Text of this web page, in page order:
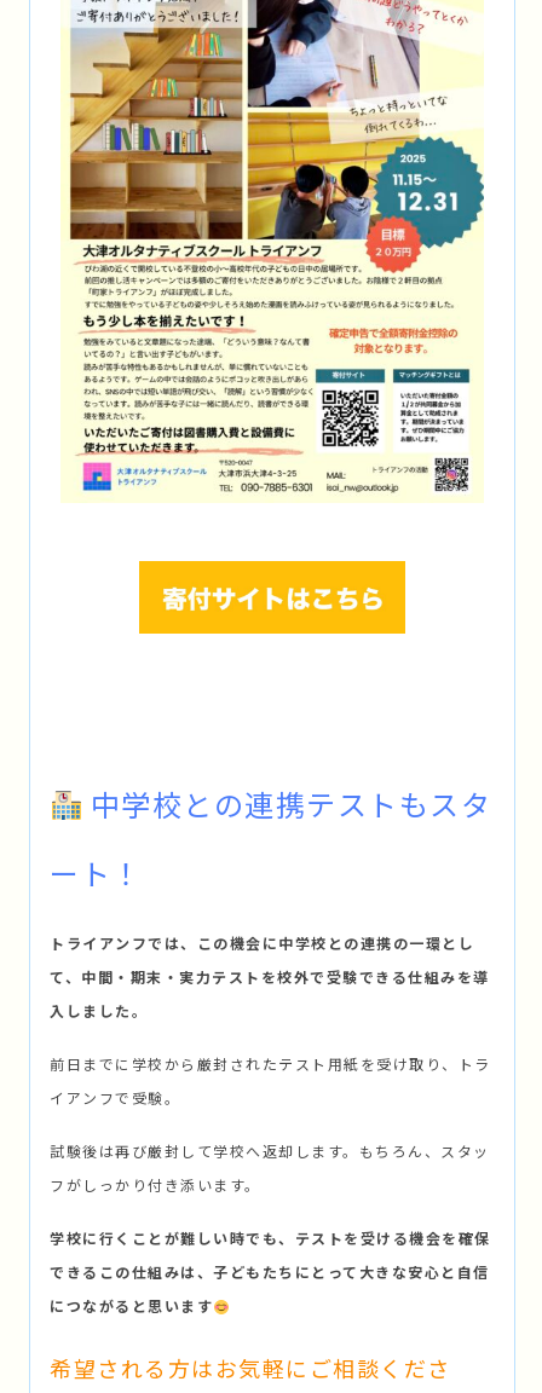
中学校との連携テストもスタ
ート！
トライアンフでは、この機会に中学校との連携の一環とし
て、中間・期末・実力テストを校外で受験できる仕組みを導
入しました。
前日までに学校から厳封されたテスト用紙を受け取り、トラ
イアンフで受験。
試験後は再び厳封して学校へ返却します。もちろん、スタッ
フがしっかり付き添います。
学校に行くことが難しい時でも、テストを受ける機会を確保
できるこの仕組みは、子どもたちにとって大きな安心と自信
につながると思います
希望される方はお気軽にご相談くださ